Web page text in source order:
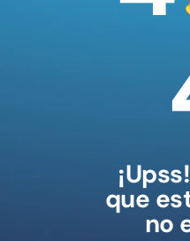
que
no